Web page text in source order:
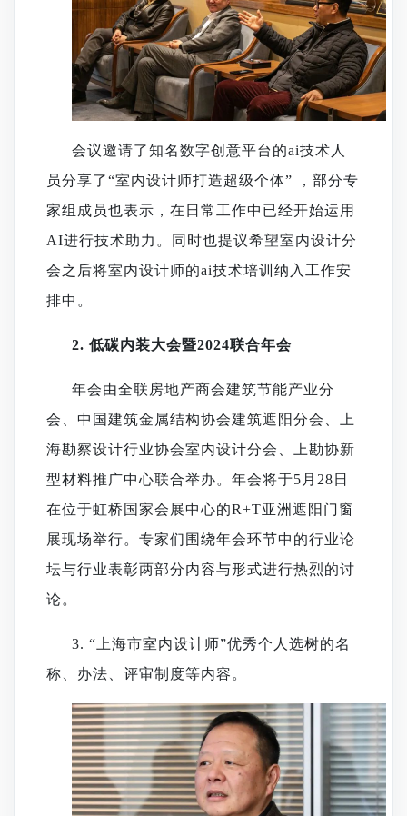
会议邀请了知名数字创意平台 的ai技术人
员分享了“室内设计师打造超级个体” ，部分专
家组成员也表示，在日常工作中已经开始运用
AI进行技术助力。同时也提议希望室内设计分
会之后将室内设计师的ai技术培训纳入工作安
排中。
2. 低碳内装大会暨2024联合年会
年会由全联房地产商会建筑节能产业分
会、中国建筑金属结构协会建筑遮阳分会、上
海勘察设计行业协会室内设计分会、上勘协新
型材料推广中心联合举办。年会将于5月28日
在位于虹桥国家会展中心的R+T亚洲遮阳门窗
展现场举行。专家们围绕年会环节中的行业论
坛与行业表彰两部分内容与形式进行热烈的讨
论。
3. “上海市室内设计师”优秀个人选树的名
称、办法、评审制度等内容 。